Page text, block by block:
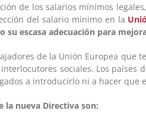
de los salarios mínimos
del salario mínimo en la
escasa adecuación para
de la Unión Europea
sociales. Los
a introducirlo ni a hacer que
la nueva Directiva son: